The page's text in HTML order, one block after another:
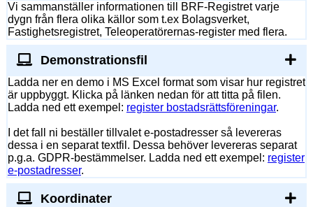
Vi sammanställer informationen till BRF-Registret varje
dygn från flera olika källor som t.ex Bolagsverket,
Fastighetsregistret, Teleoperatörernas-register med flera.
Demonstrationsfil
Ladda ner en demo i MS Excel format som visar hur registret
är uppbyggt. Klicka på länken nedan för att titta på filen.
Ladda ned ett exempel: register bostadsrättsföreningar.
I det fall ni beställer tillvalet e-postadresser så levereras
dessa i en separat textfil. Dessa behöver levereras separat
p.g.a. GDPR-bestämmelser. Ladda ned ett exempel: register
e-postadresser.
Koordinater